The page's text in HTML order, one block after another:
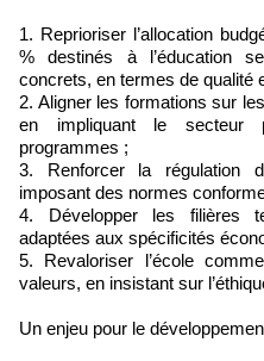
1. Reprioriser l’allocation
% destinés à l’éducation
concrets, en termes de qualité
2. Aligner les formations sur
en impliquant le secteur
programmes ;
3. Renforcer la régulation
imposant des normes
4. Développer les filières
adaptées aux spécificités
5. Revaloriser l’école
valeurs, en insistant sur
Un enjeu pour le